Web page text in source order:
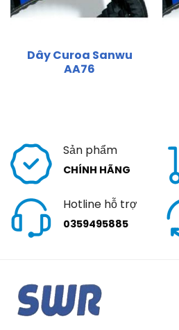
Dây Curoa Sanwu
AA76
Sản phẩm
CHÍNH HÃNG
Hotline hỗ trợ
0359495885